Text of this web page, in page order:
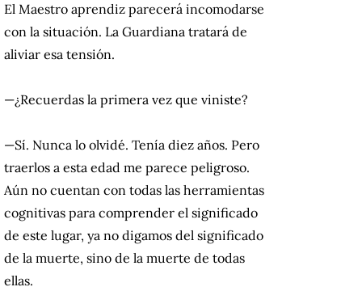
El Maestro aprendiz parecerá incomodarse
con la situación. La Guardiana tratará de
aliviar esa tensión.
—¿Recuerdas la primera vez que viniste?
—Sí. Nunca lo olvidé. Tenía diez años. Pero
traerlos a esta edad me parece peligroso.
Aún no cuentan con todas las herramientas
cognitivas para comprender el significado
de este lugar, ya no digamos del significado
de la muerte, sino de la muerte de todas
ellas.